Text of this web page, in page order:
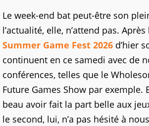
Le week-end bat peut-être son
l’actualité, elle, n’attend pas.
Summer Game Fest 2026 d’hier
continuent en ce samedi avec de
conférences, telles que le
Future Games Show par exemple.
beau avoir fait la part belle aux
le second, lui, n’a pas hésité à